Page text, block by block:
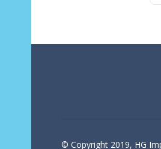
© Copyright 2019, HG